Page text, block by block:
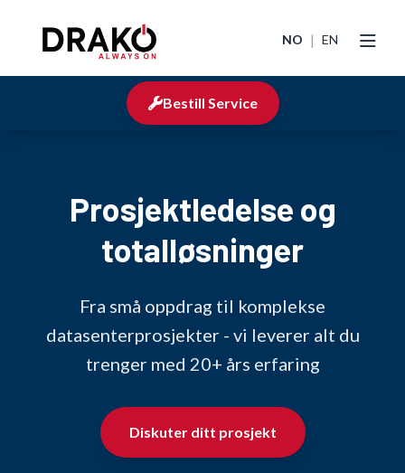
NO | EN
Bestill Service
Prosjektledelse og
totalløsninger
Fra små oppdrag til komplekse
datasenterprosjekter - vi leverer alt du
trenger med 20+ års erfaring
Diskuter ditt prosjekt